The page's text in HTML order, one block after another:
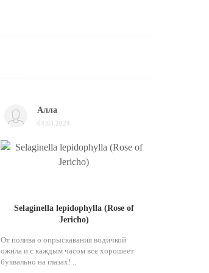
Алла
04.03.2024
Selaginella lepidophylla (Rose of
Jericho)
От полива о опрыскавания водичкой
ожила и с каждым часом все хорошеет
буквально на глазах! ..